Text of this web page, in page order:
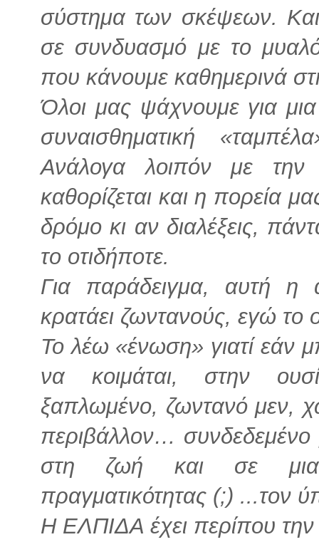
σύστημα των σκέψεων.
σε συνδυασμό με το
που κάνουμε καθημερινά
Όλοι μας ψάχνουμε για
συναισθηματική
Ανάλογα λοιπόν με
καθορίζεται και η πορεία
δρόμο κι αν διαλέξεις,
το οτιδήποτε.
Για παράδειγμα, αυτή η
κρατάει ζωντανούς, εγώ
Το λέω «ένωση» γιατί εάν
να κοιμάται, στην
ξαπλωμένο, ζωντανό μεν,
περιβάλλον…
στη ζωή και σε
πραγματικότητας (;) ...τον
Η ΕΛΠΙΔΑ έχει περίπου την